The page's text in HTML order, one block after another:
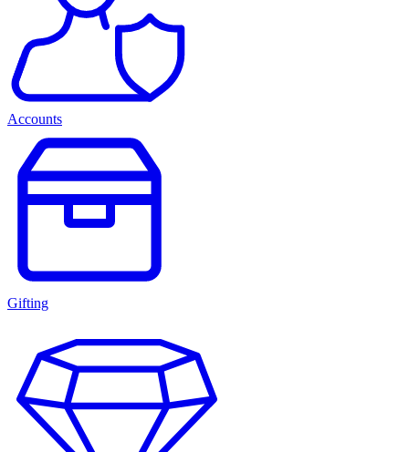
Accounts
Gifting